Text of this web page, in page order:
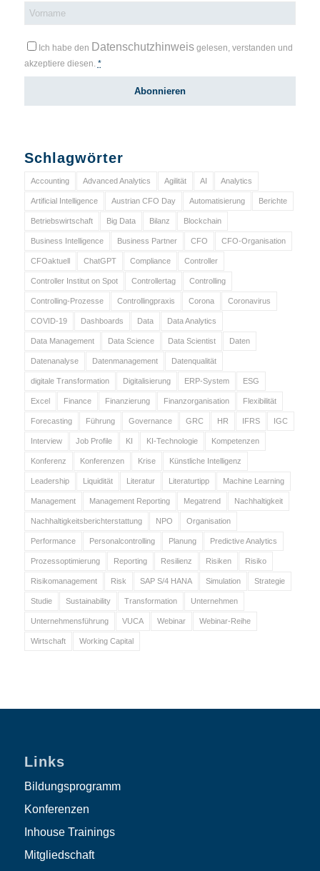
Ich habe den Datenschutzhinweisgelesen, verstanden und
akzeptiere diesen. *
Schlagwörter
Accounting Advanced Analytics Agilität AI Analytics
Artificial Intelligence Austrian CFO Day Automatisierung Berichte
Betriebswirtschaft Big Data Bilanz Blockchain
Business Intelligence Business Partner CFO CFO-Organisation
CFOaktuell ChatGPT Compliance Controller
Controller Institut on Spot Controllertag Controlling
Controlling-Prozesse Controllingpraxis Corona Coronavirus
COVID-19 Dashboards Data Data Analytics
Data Management Data Science Data Scientist Daten
Datenanalyse Datenmanagement Datenqualität
digitale Transformation Digitalisierung ERP-System ESG
Excel Finance Finanzierung Finanzorganisation Flexibilität
Forecasting Führung Governance GRC HR IFRS IGC
Interview Job Profile KI KI-Technologie Kompetenzen
Konferenz Konferenzen Krise Künstliche Intelligenz
Leadership Liquidität Literatur Literaturtipp Machine Learning
Management Management Reporting Megatrend Nachhaltigkeit
Nachhaltigkeitsberichterstattung NPO Organisation
Performance Personalcontrolling Planung Predictive Analytics
Prozessoptimierung Reporting Resilienz Risiken Risiko
Risikomanagement Risk SAP S/4 HANA Simulation Strategie
Studie Sustainability Transformation Unternehmen
Unternehmensführung VUCA Webinar Webinar-Reihe
Wirtschaft Working Capital
Links
Bildungsprogramm
Konferenzen
Inhouse Trainings
Mitgliedschaft